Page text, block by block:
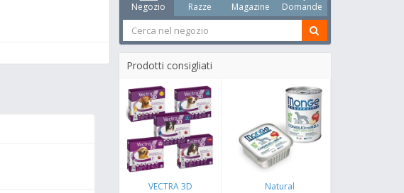
Negozio Razze Magazine Domande
Prodotti consigliati
VECTRA 3D
Natural